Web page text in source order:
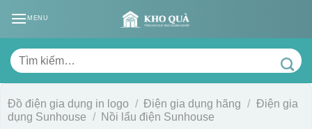
MENU
Tìm
kiếm:
Đồ điện gia dụng in logo / Điện gia dụng hãng / Điện gia
dụng Sunhouse / Nồi lẩu điện Sunhouse